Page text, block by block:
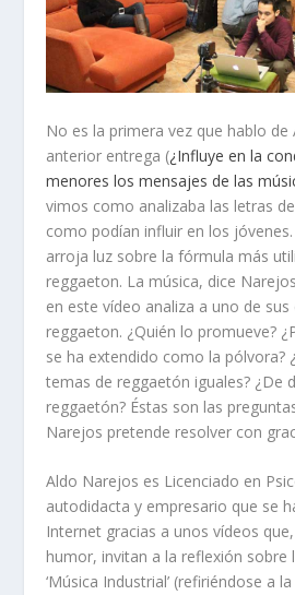
No es la primera vez que hablo de
anterior entrega (¿Influye en la
menores los mensajes de las
vimos como analizaba las letras
como podían influir en los
arroja luz sobre la fórmula más
reggaeton. La música, dice
en este vídeo analiza a uno de sus
reggaeton. ¿Quién lo promueve?
se ha extendido como la pólvora?
temas de reggaetón iguales? ¿De
reggaetón? Éstas son las
Narejos pretende resolver con
Aldo Narejos es Licenciado en
autodidacta y empresario que se
Internet gracias a unos vídeos
humor, invitan a la reflexión sobre
‘Música Industrial’ (refiriéndose a